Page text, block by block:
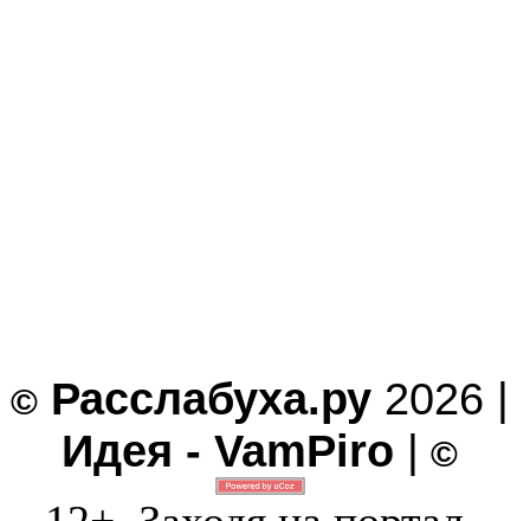
© Расслабуха.ру 2026 |
Идея - VamPiro | ©